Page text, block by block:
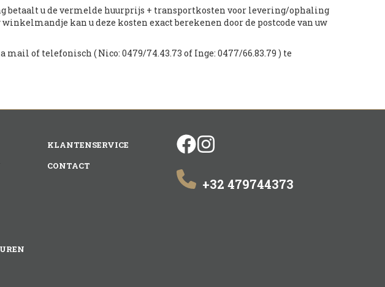
betaalt u de vermelde huurprijs + transportkosten voor levering/ophaling
kan u deze kosten exact berekenen door de postcode van uw
mail of telefonisch ( Nico: 0479/74.43.73 of Inge: 0477/66.83.79 ) te
KLANTENSERVICE
CONTACT
facebook
+32 479744373